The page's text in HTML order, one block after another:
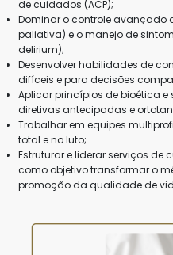
de cuidados (ACP);
Dominar o controle avançado
paliativa) e o manejo de
delirium);
Desenvolver habilidades de
difíceis e para decisões
Aplicar princípios de bioética
diretivas antecipadas e
Trabalhar em equipes
total e no luto;
Estruturar e liderar serviços de
como objetivo transformar o
promoção da qualidade de